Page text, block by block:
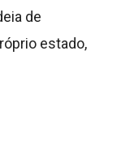
de
estado,